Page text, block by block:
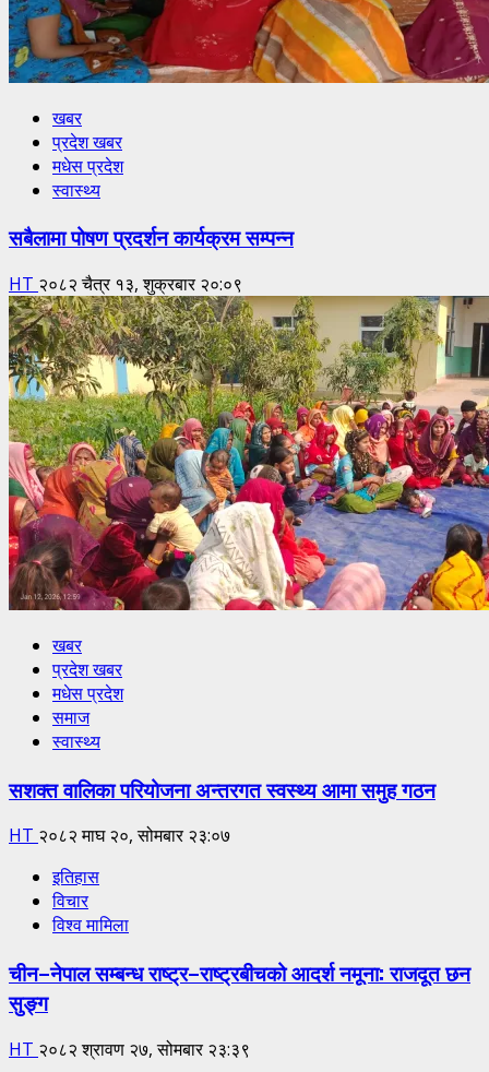
खबर
प्रदेश खबर
मधेस प्रदेश
स्वास्थ्य
सबैलामा पोषण प्रदर्शन कार्यक्रम सम्पन्न
HT २०८२ चैत्र १३, शुक्रबार २०:०९
खबर
प्रदेश खबर
मधेस प्रदेश
समाज
स्वास्थ्य
सशक्त वालिका परियोजना अन्तरगत स्वस्थ्य आमा समुह गठन
HT २०८२ माघ २०, सोमबार २३:०७
इतिहास
विचार
विश्व मामिला
चीन–नेपाल सम्बन्ध राष्ट्र–राष्ट्रबीचको आदर्श नमूना: राजदूत छन
सुङ्ग
HT २०८२ श्रावण २७, सोमबार २३:३९